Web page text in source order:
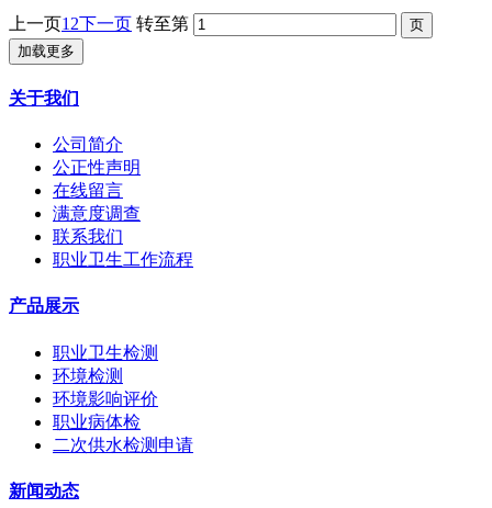
上一页1 2下一页 转至第
加载更多
关于我们
公司简介
公正性声明
在线留言
满意度调查
联系我们
职业卫生工作流程
产品展示
职业卫生检测
环境检测
环境影响评价
职业病体检
二次供水检测申请
新闻动态